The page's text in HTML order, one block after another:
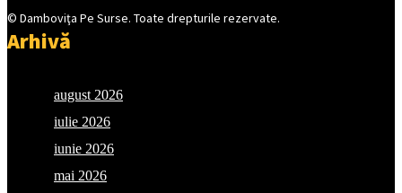
© Damboviţa Pe Surse. Toate drepturile rezervate.
Arhivă
august 2026
iulie 2026
iunie 2026
mai 2026